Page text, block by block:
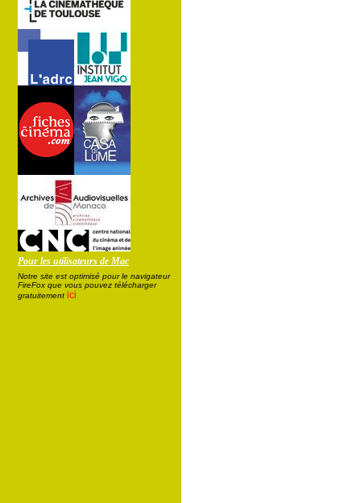
Pour les utilisateurs de Mac
Notre site est optimisé pour le navigateur
FireFox que vous pouvez télécharger
gratuitement ici